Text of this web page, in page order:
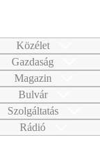
Közélet
Gazdaság
Magazin
Bulvár
Szolgáltatás
Rádió